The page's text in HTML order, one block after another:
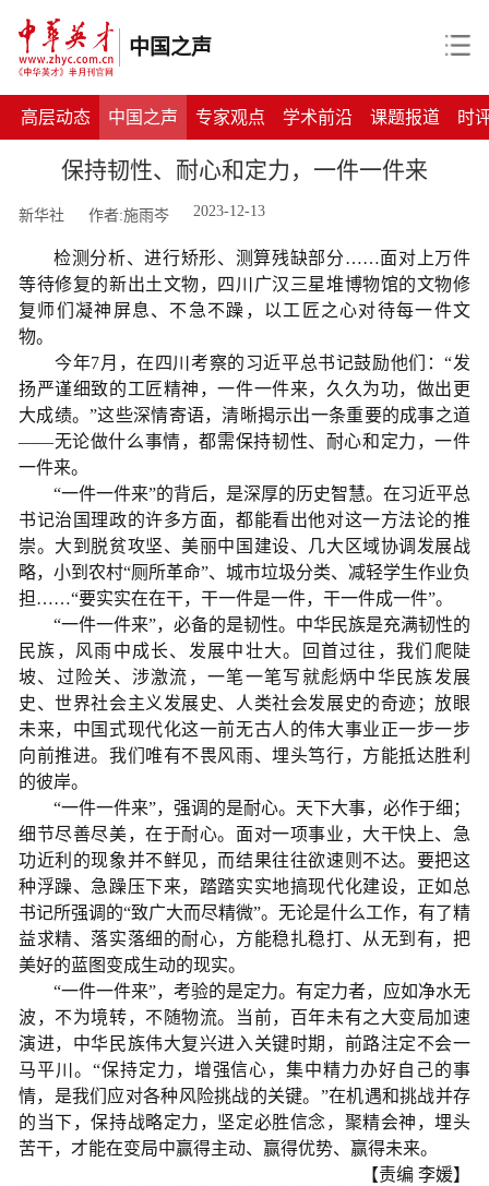
中国之声
高层动态 中国之声 专家观点 学术前沿 课题报道 时
保持韧性、耐心和定力，一件一件来
新华社 作者:施雨岑 2023-12-13
检测分析、进行矫形、测算残缺部分……面对上万件
等待修复的新出土文物，四川广汉三星堆博物馆的文物修
复师们凝神屏息、不急不躁，以工匠之心对待每一件文
物。
今年7月，在四川考察的习近平总书记鼓励他们：“发
扬严谨细致的工匠精神，一件一件来，久久为功，做出更
大成绩。”这些深情寄语，清晰揭示出一条重要的成事之道
——无论做什么事情，都需保持韧性、耐心和定力，一件
一件来。
“一件一件来”的背后，是深厚的历史智慧。在习近平总
书记治国理政的许多方面，都能看出他对这一方法论的推
崇。大到脱贫攻坚、美丽中国建设、几大区域协调发展战
略，小到农村“厕所革命”、城市垃圾分类、减轻学生作业负
担……“要实实在在干，干一件是一件，干一件成一件”。
“一件一件来”，必备的是韧性。中华民族是充满韧性的
民族，风雨中成长、发展中壮大。回首过往，我们爬陡
坡、过险关、涉激流，一笔一笔写就彪炳中华民族发展
史、世界社会主义发展史、人类社会发展史的奇迹；放眼
未来，中国式现代化这一前无古人的伟大事业正一步一步
向前推进。我们唯有不畏风雨、埋头笃行，方能抵达胜利
的彼岸。
“一件一件来”，强调的是耐心。天下大事，必作于细；
细节尽善尽美，在于耐心。面对一项事业，大干快上、急
功近利的现象并不鲜见，而结果往往欲速则不达。要把这
种浮躁、急躁压下来，踏踏实实地搞现代化建设，正如总
书记所强调的“致广大而尽精微”。无论是什么工作，有了精
益求精、落实落细的耐心，方能稳扎稳打、从无到有，把
美好的蓝图变成生动的现实。
“一件一件来”，考验的是定力。有定力者，应如净水无
波，不为境转，不随物流。当前，百年未有之大变局加速
演进，中华民族伟大复兴进入关键时期，前路注定不会一
马平川。“保持定力，增强信心，集中精力办好自己的事
情，是我们应对各种风险挑战的关键。”在机遇和挑战并存
的当下，保持战略定力，坚定必胜信念，聚精会神，埋头
苦干，才能在变局中赢得主动、赢得优势、赢得未来。
【责编 李媛】